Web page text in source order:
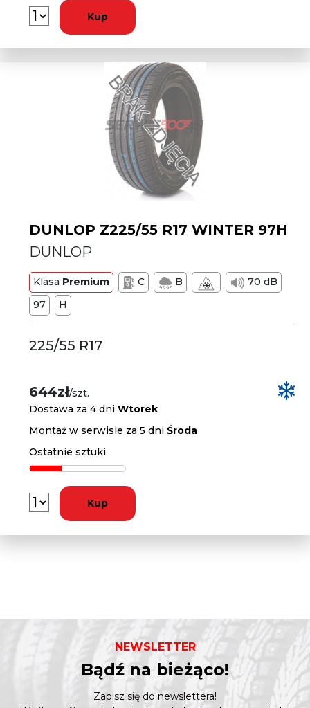
Kup
DUNLOP Z225/55 R17 WINTER 97H
DUNLOP
Klasa Premium C B
70 dB
97
H
225/55 R17
644zł/szt.
Dostawa za 4 dniWtorek
Montaż w serwisie za 5 dniŚroda
Ostatnie sztuki
Kup
NEWSLETTER
Bądź na bieżąco!
Zapisz się do newslettera!